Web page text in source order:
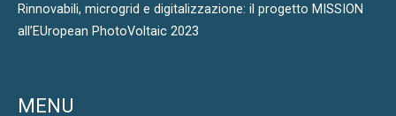
Rinnovabili, microgrid e digitalizzazione: il progetto MISSION
all’EUropean PhotoVoltaic 2023
MENU